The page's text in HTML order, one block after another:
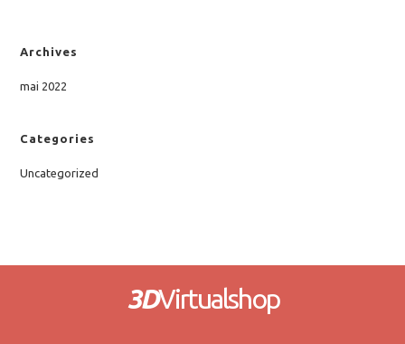
Archives
mai 2022
Categories
Uncategorized
3DVirtualshop